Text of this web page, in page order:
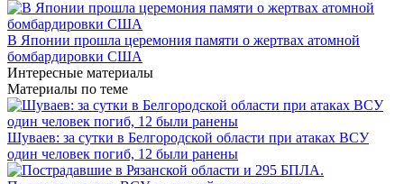
В Японии прошла церемония памяти о жертвах атомной
бомбардировки США
Интересные материалы
Материалы по теме
Шуваев: за сутки в Белгородской области при атаках ВСУ
один человек погиб, 12 были ранены